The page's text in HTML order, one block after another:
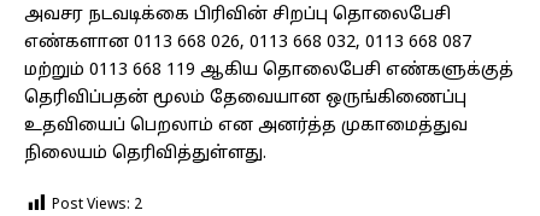
அவசர நடவடிக்கை பிரிவின் சிறப்பு தொலைபேசி
எண்களான 0113 668 026, 0113 668 032, 0113 668 087
மற்றும் 0113 668 119 ஆகிய தொலைபேசி எண்களுக்குத்
தெரிவிப்பதன் மூலம் தேவையான ஒருங்கிணைப்பு
உதவியைப் பெறலாம் என அனர்த்த முகாமைத்துவ
நிலையம் தெரிவித்துள்ளது.
Post Views: 2